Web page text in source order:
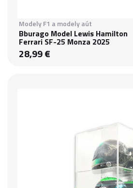
Modely F1 a modely aút
Bburago Model Lewis Hamilton
Ferrari SF-25 Monza 2025
28,99 €